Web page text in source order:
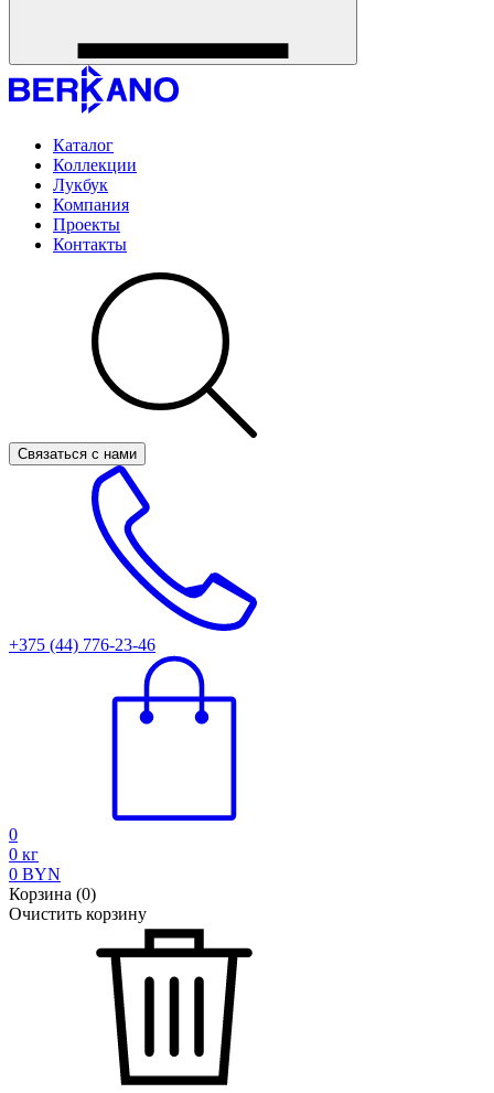
Каталог
Коллекции
Лукбук
Компания
Проекты
Контакты
Связаться с нами
+375 (44) 776-23-46
0
0 кг
0 BYN
Корзина (0)
Очистить корзину